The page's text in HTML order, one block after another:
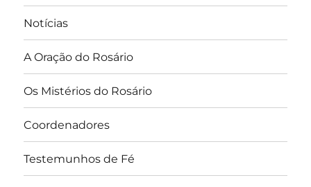
Notícias
A Oração do Rosário
Os Mistérios do Rosário
Coordenadores
Testemunhos de Fé